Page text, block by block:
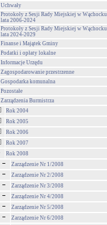
Uchwały
Protokoły z Sesji Rady Miejskiej w Wąchocku
lata 2006-2024
Protokoły z Sesji Rady Miejskiej w Wąchocku
lata 2024-2029
Finanse i Majątek Gminy
Podatki i opłaty lokalne
Informacje Urzędu
Zagospodarowanie przestrzenne
Gospodarka komunalna
Pozostałe
Zarządzenia Burmistrza
Rok 2004
Rok 2005
Rok 2006
Rok 2007
Rok 2008
Zarządzenie Nr 1/2008
Zarządzenie Nr 2/2008
Zarządzenie Nr 3/2008
Zarządzenie Nr 4/2008
Zarządzenie Nr 5/2008
Zarządzenie Nr 6/2008